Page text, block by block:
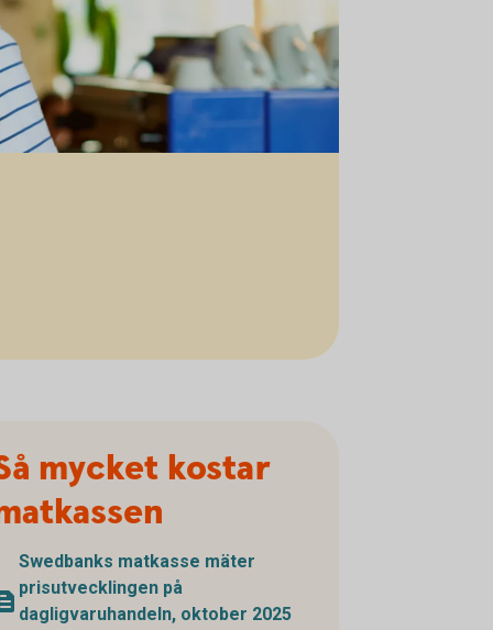
mycket kostar
Swedbanks matkasse mäter
prisutvecklingen på
dagligvaruhandeln, oktober 2025